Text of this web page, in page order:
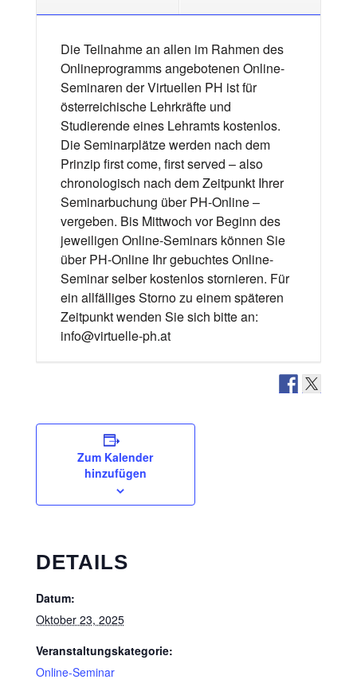
Die Teilnahme an allen im Rahmen des
Onlineprogramms angebotenen Online-
Seminaren der Virtuellen PH ist für
österreichische Lehrkräfte und
Studierende eines Lehramts kostenlos.
Die Seminarplätze werden nach dem
Prinzip first come, first served – also
chronologisch nach dem Zeitpunkt Ihrer
Seminarbuchung über PH-Online –
vergeben. Bis Mittwoch vor Beginn des
jeweiligen Online-Seminars können Sie
über PH-Online Ihr gebuchtes Online-
Seminar selber kostenlos stornieren. Für
ein allfälliges Storno zu einem späteren
Zeitpunkt wenden Sie sich bitte an:
info@virtuelle-ph.at
Zum Kalender
hinzufügen
DETAILS
Datum:
Oktober 23, 2025
Veranstaltungskategorie:
Online-Seminar